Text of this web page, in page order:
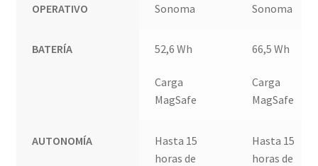
OPERATIVO
Sonoma
Sonoma
BATERÍA 52,6 Wh
Carga
MagSafe
66,5 Wh
Carga
MagSafe
AUTONOMÍA
Hasta 15
horas de
Hasta 15
horas de